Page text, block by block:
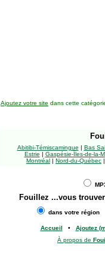
Ajoutez votre site dans cette
Abitibi-Témiscamingue | Bas
Estrie | Gaspésie-Îles-de-la-
Montréal | Nord-du-Québec |
Fouillez ...vous
dans votre région
Accueil • Ajoutez
À propos de